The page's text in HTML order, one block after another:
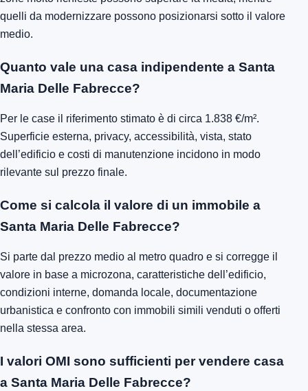
quelli da modernizzare possono posizionarsi sotto il valore
medio.
Quanto vale una casa indipendente a Santa
Maria Delle Fabrecce?
Per le case il riferimento stimato è di circa 1.838 €/m².
Superficie esterna, privacy, accessibilità, vista, stato
dell’edificio e costi di manutenzione incidono in modo
rilevante sul prezzo finale.
Come si calcola il valore di un immobile a
Santa Maria Delle Fabrecce?
Si parte dal prezzo medio al metro quadro e si corregge il
valore in base a microzona, caratteristiche dell’edificio,
condizioni interne, domanda locale, documentazione
urbanistica e confronto con immobili simili venduti o offerti
nella stessa area.
I valori OMI sono sufficienti per vendere casa
a Santa Maria Delle Fabrecce?